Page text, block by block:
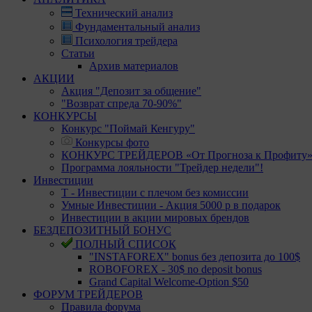
Технический анализ
Фундаментальный анализ
Психология трейдера
Статьи
Архив материалов
АКЦИИ
Акция "Депозит за общение"
"Возврат спреда 70-90%"
КОНКУРСЫ
Конкурс "Поймай Кенгуру"
Конкурсы фото
КОНКУРС ТРЕЙДЕРОВ «От Прогноза к Профиту»
Программа лояльности "Трейдер недели"!
Инвестиции
Т - Инвестиции с плечом без комиссии
Умные Инвестиции - Акция 5000 р в подарок
Инвестиции в акции мировых брендов
БЕЗДЕПОЗИТНЫЙ БОНУС
ПОЛНЫЙ СПИСОК
"INSTAFOREX" bonus без депозита до 100$
ROBOFOREX - 30$ no deposit bonus
Grand Capital Welcome-Option $50
ФОРУМ ТРЕЙДЕРОВ
Правила форума